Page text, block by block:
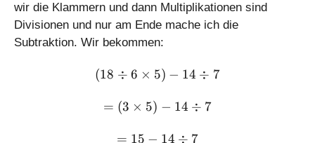
6
\
ti
es
wir die Klammern und dann Multiplikationen sind
Divisionen und nur am Ende mache ich die
Subtraktion. Wir bekommen:
(18\div 6\times 5) - 14
(18 ÷ 6 × 5) − 14 ÷ 7
= (3 \times 5) - 14 \div 7
= (3 × 5) − 14 ÷ 7
= 15 - 14 \div 7
= 15 − 14 ÷ 7